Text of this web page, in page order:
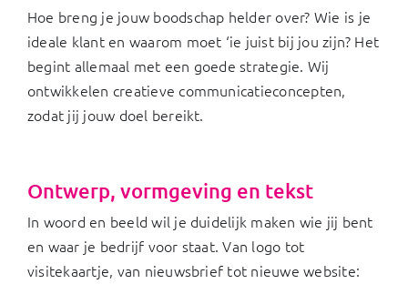
Hoe breng je jouw boodschap helder over? Wie is je
ideale klant en waarom moet ‘ie juist bij jou zijn? Het
begint allemaal met een goede strategie. Wij
ontwikkelen creatieve communicatieconcepten,
zodat jij jouw doel bereikt.
Ontwerp, vormgeving en tekst
In woord en beeld wil je duidelijk maken wie jij bent
en waar je bedrijf voor staat. Van logo tot
visitekaartje, van nieuwsbrief tot nieuwe website: